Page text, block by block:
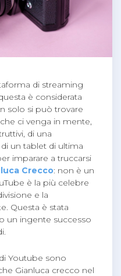
di streaming
è considerata
solo si può trovare
ci venga in mente,
di una
un tablet di ultima
imparare a truccarsi
Crecco: non è un
è la più celebre
e la
Questa è stata
un ingente successo
Youtube sono
Gianluca crecco nel